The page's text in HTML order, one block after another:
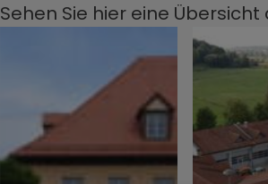
Sehen Sie hier eine